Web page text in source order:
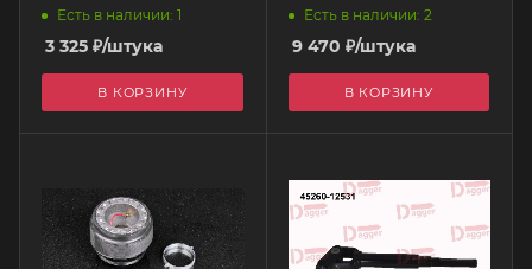
EPMAN
Есть в наличии: 1
3 325 ₽/штука
В КОРЗИНУ
3400010-00 АвтоВАЗ
Есть в наличии: 2
9 470 ₽/штука
В КОРЗИНУ